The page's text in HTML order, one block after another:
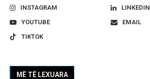
INSTAGRAM
LINKEDIN
YOUTUBE
EMAIL
TIKTOK
MË TË LEXUARA